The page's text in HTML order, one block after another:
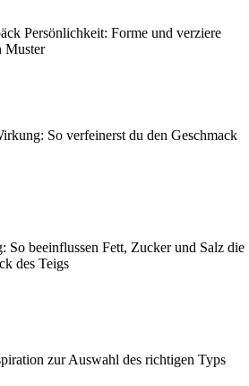
Persönlichkeit: Forme und verziere
Muster
So verfeinerst du den Geschmack
So beeinflussen Fett, Zucker und Salz die
des Teigs
zur Auswahl des richtigen Typs